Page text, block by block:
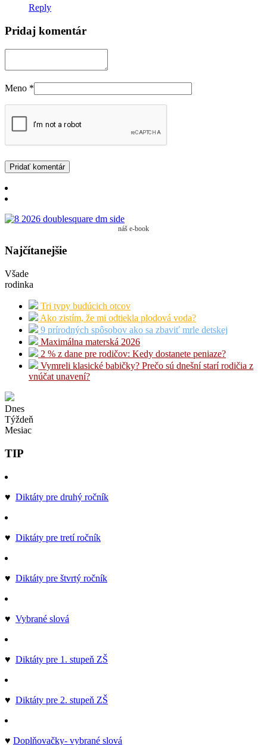
Reply
Pridaj komentár
Meno *
náš e-book
Najčítanejšie
Všade
rodinka
Tri typy budúcich otcov
Ako zistím, že mi odtiekla plodová voda?
9 prírodných spôsobov ako sa zbaviť mrle detskej
Maximálna materská 2026
2 % z dane pre rodičov: Kedy dostanete peniaze?
Vymreli klasické babičky? Prečo sú dnešní starí rodičia z
vnúčat unavení?
Dnes
Týždeň
Mesiac
TIP
♥ Diktáty pre druhý ročník
♥ Diktáty pre tretí ročník
♥ Diktáty pre štvrtý ročník
♥ Vybrané slová
♥ Diktáty pre 1. stupeň ZŠ
♥ Diktáty pre 2. stupeň ZŠ
♥ Doplňovačky- vybrané slová